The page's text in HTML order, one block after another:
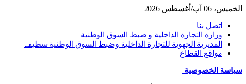
الخميس، 06 آب/أغسطس 2026
اتصل بنا
وزارة التجارة الداخلية و ضبط السوق الوطنية
المديرية الجهوية للتجارة الداخلية وضبط السوق الوطنية سطيف
مواقع القطاع
سياسة الخصوصية